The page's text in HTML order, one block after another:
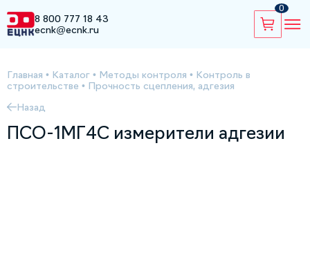
8 800 777 18 43
ecnk@ecnk.ru
0
Главная • Каталог • Методы контроля • Контроль в
строительстве • Прочность сцепления, адгезия
Назад
ПСО-1МГ4С измерители адгезии